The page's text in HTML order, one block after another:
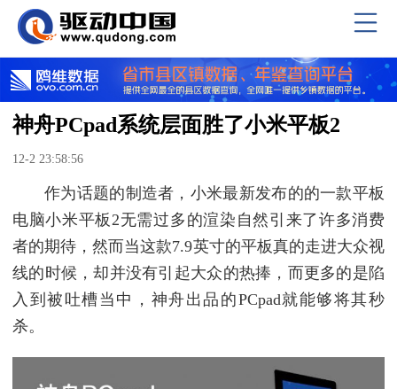
神舟PCpad系统层面胜了小米平板2
12-2 23:58:56
作为话题的制造者，小米最新发布的的一款平板
电脑小米平板2无需过多的渲染自然引来了许多消费
者的期待，然而当这款7.9英寸的平板真的走进大众视
线的时候，却并没有引起大众的热捧，而更多的是陷
入到被吐槽当中，神舟出品的PCpad就能够将其秒
杀。